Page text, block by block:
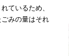
ているため、
みの量はそれ